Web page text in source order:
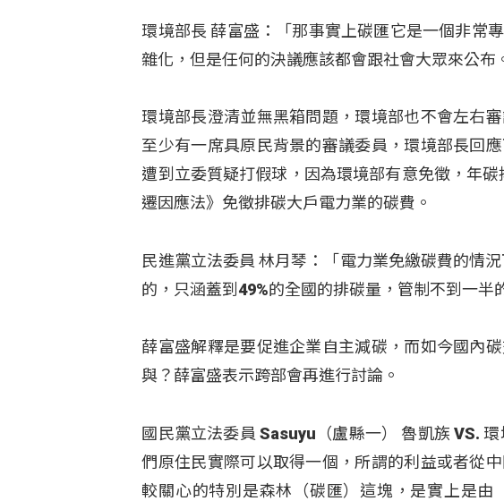
環境部長 薛富盛：「那事實上碳匯它是一個非常
雜化，但是任何的決議應該都會跟社會大眾來公布
環境部長澄清並無黑箱問題，環境部也不會左右
至少有一席具原民背景的審議委員，環境部長回
遭到立委質疑打假球，因為環境部有意免徵，年
遷因應法》免徵排碳大戶電力業的碳費。
民進黨立法委員 林月琴：「電力業免繳碳費的情
的，只涵蓋到49%的全國的排碳量，管制不到一半
薛富盛解釋是要促進企業自主減碳，而如今國內
與？薛富盛表示跨部會再進行討論。
國民黨立法委員 Sasuyu（盧縣一） 魯凱族 VS.
們原住民實際可以取得一個，所謂的利益或者從
較關心的特別是森林（碳匯）這塊，是實上是